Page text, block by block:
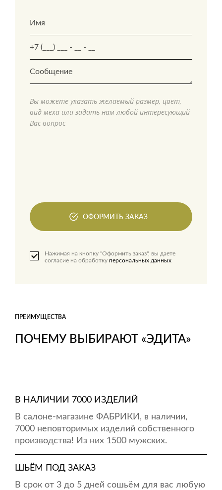
Вы можете указать желаемый размер, цвет,
вид меха или задать нам любой интересующий
Вас вопрос
ОФОРМИТЬ ЗАКАЗ
Нажимая на кнопку "Оформить заказ", вы даете
согласие на обработку персональных данных
ПОЧЕМУ ВЫБИРАЮТ «ЭДИТА»
ПРЕИМУЩЕСТВА
В НАЛИЧИИ 7000 ИЗДЕЛИЙ
В салоне-магазине ФАБРИКИ, в наличии,
7000 неповторимых изделий собственного
производства! Из них 1500 мужских.
ШЬЁМ ПОД ЗАКАЗ
В срок от 3 до 5 дней сошьём для вас любую